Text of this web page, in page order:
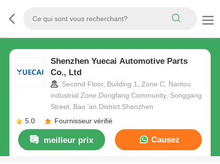
Shenzhen Yuecai Automotive Parts
Co., Ltd
Second Floor, Building 1, Zone C, Nantou
industrial Zone,Dongfang Community, Songgang
Street, Bao 'an District.Shenzhen
5.0
Fournisseur vérifié
meilleur prix Causez